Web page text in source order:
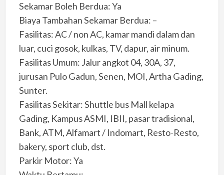
Sekamar Boleh Berdua: Ya
Biaya Tambahan Sekamar Berdua: –
Fasilitas: AC / non AC, kamar mandi dalam dan
luar, cuci gosok, kulkas, TV, dapur, air minum.
Fasilitas Umum: Jalur angkot 04, 30A, 37,
jurusan Pulo Gadun, Senen, MOI, Artha Gading,
Sunter.
Fasilitas Sekitar: Shuttle bus Mall kelapa
Gading, Kampus ASMI, IBII, pasar tradisional,
Bank, ATM, Alfamart / Indomart, Resto-Resto,
bakery, sport club, dst.
Parkir Motor: Ya